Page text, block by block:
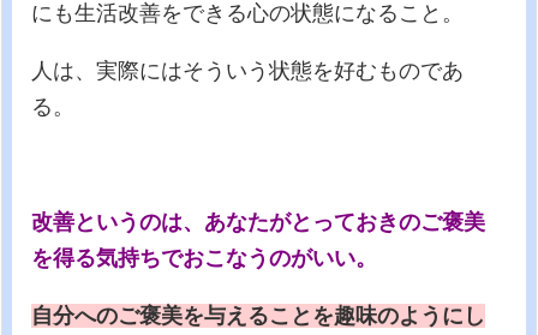
にも生活改善をできる心の状態になること。
人は、実際にはそういう状態を好むものであ
る。
改善というのは、あなたがとっておきのご褒美
を得る気持ちでおこなうのがいい。
自分へのご褒美を与えることを趣味のようにし